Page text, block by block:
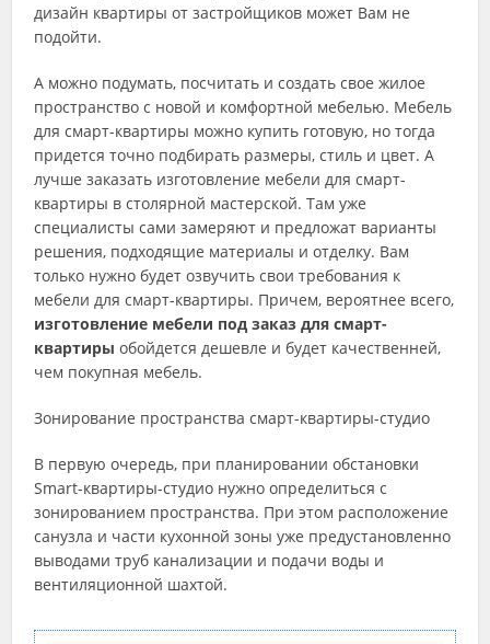
дизайн квартиры от застройщиков может Вам не
подойти.
А можно подумать, посчитать и создать свое жилое
пространство с новой и комфортной мебелью. Мебель
для смарт-квартиры можно купить готовую, но тогда
придется точно подбирать размеры, стиль и цвет. А
лучше заказать изготовление мебели для смарт-
квартиры в столярной мастерской. Там уже
специалисты сами замеряют и предложат варианты
решения, подходящие материалы и отделку. Вам
только нужно будет озвучить свои требования к
мебели для смарт-квартиры. Причем, вероятнее всего,
изготовление мебели под заказ для смарт-
квартиры обойдется дешевле и будет качественней,
чем покупная мебель.
Зонирование пространства смарт-квартиры-студио
В первую очередь, при планировании обстановки
Smart-квартиры-студио нужно определиться с
зонированием пространства. При этом расположение
санузла и части кухонной зоны уже предустановленно
выводами труб канализации и подачи воды и
вентиляционной шахтой.